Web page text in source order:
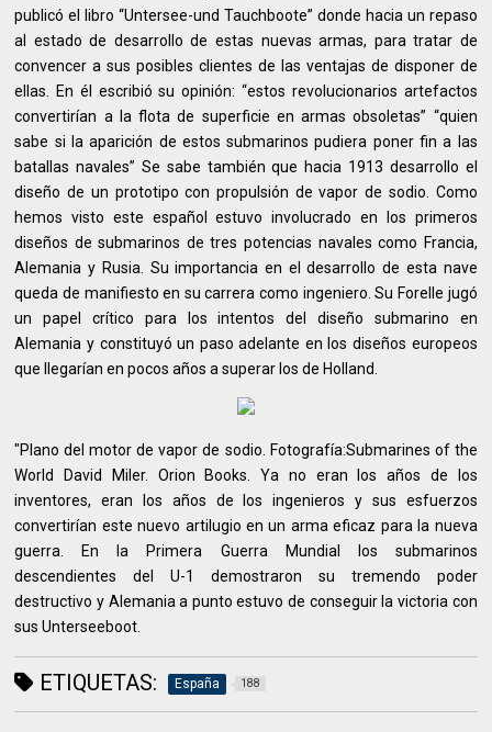
publicó el libro “Untersee-und Tauchboote” donde hacia un repaso
al estado de desarrollo de estas nuevas armas, para tratar de
convencer a sus posibles clientes de las ventajas de disponer de
ellas. En él escribió su opinión: “estos revolucionarios artefactos
convertirían a la flota de superficie en armas obsoletas” “quien
sabe si la aparición de estos submarinos pudiera poner fin a las
batallas navales” Se sabe también que hacia 1913 desarrollo el
diseño de un prototipo con propulsión de vapor de sodio. Como
hemos visto este español estuvo involucrado en los primeros
diseños de submarinos de tres potencias navales como Francia,
Alemania y Rusia. Su importancia en el desarrollo de esta nave
queda de manifiesto en su carrera como ingeniero. Su Forelle jugó
un papel crítico para los intentos del diseño submarino en
Alemania y constituyó un paso adelante en los diseños europeos
que llegarían en pocos años a superar los de Holland.
"Plano del motor de vapor de sodio. Fotografía:Submarines of the
World David Miler. Orion Books. Ya no eran los años de los
inventores, eran los años de los ingenieros y sus esfuerzos
convertirían este nuevo artilugio en un arma eficaz para la nueva
guerra. En la Primera Guerra Mundial los submarinos
descendientes del U-1 demostraron su tremendo poder
destructivo y Alemania a punto estuvo de conseguir la victoria con
sus Unterseeboot.
ETIQUETAS: España 188